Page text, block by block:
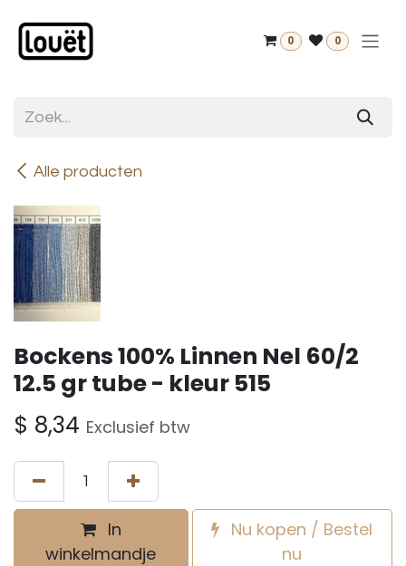
0 0
Alle producten
Bockens 100% Linnen Nel 60/2
12.5 gr tube - kleur 515
$ 8,34 Exclusief btw
In
winkelmandje
Nu kopen / Bestel
nu